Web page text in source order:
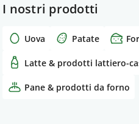
I nostri prodotti
Uova Patate
Latte & prodotti lattiero-
Pane & prodotti da forno